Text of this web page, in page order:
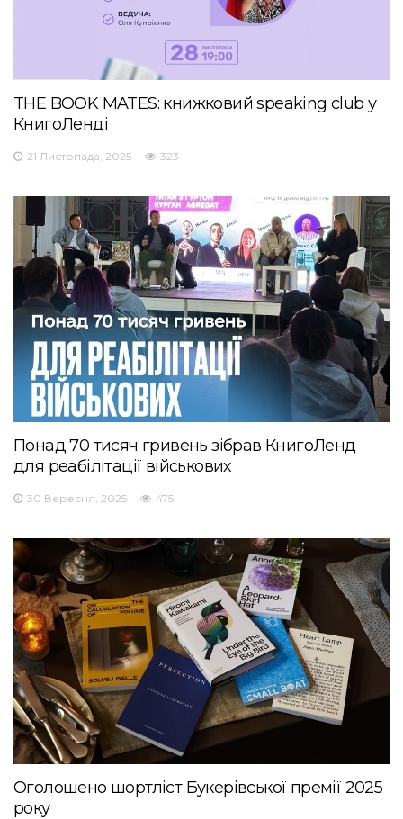
THE BOOK MATES: книжковий speaking club у
КнигоЛенді
21 Листопада, 2025 323
Понад 70 тисяч гривень зібрав КнигоЛенд
для реабілітації військових
30 Вересня, 2025 475
Оголошено шортліст Букерівської премії 2025
року